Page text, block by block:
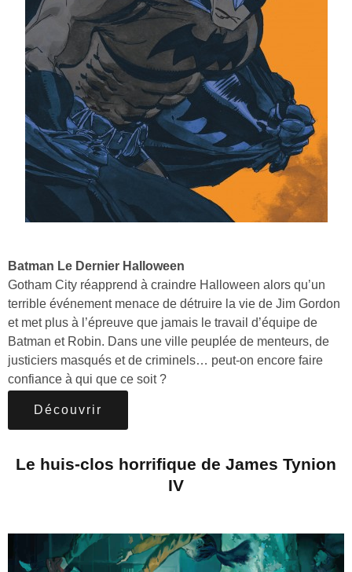
Batman Le Dernier Halloween
Gotham City réapprend à craindre Halloween alors qu’un
terrible événement menace de détruire la vie de Jim Gordon
et met plus à l’épreuve que jamais le travail d’équipe de
Batman et Robin. Dans une ville peuplée de menteurs, de
justiciers masqués et de criminels… peut-on encore faire
confiance à qui que ce soit ?
Découvrir
Le huis-clos horrifique de James Tynion
IV